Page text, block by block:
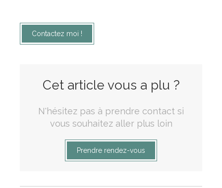
Contactez moi !
Cet article vous a plu ?
N'hésitez pas à prendre contact si
vous souhaitez aller plus loin
Prendre rendez-vous